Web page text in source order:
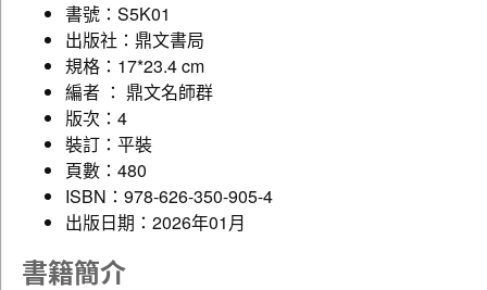
書號：S5K01
出版社：鼎文書局
規格：17*23.4 cm
編者 ： 鼎文名師群
版次：4
裝訂：平裝
頁數：480
ISBN：978-626-350-905-4
出版日期：2026年01月
書籍簡介